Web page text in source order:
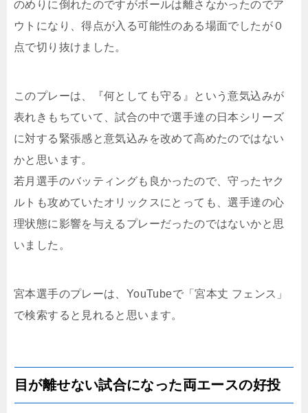
のめりに倒れたのですがボールは離さなかったのでア
ウトになり、得点が入る可能性のある場面でしたが０
点で切り抜けました。
このプレーは、『何としても守る』という意気込みが
表れきもちていて、試合の中で選手達の日本シリーズ
に対する緊張感と意気込みを改めて高めたのではない
かと思います。
若月選手のバッティングも良かったので、守ったヤク
ルトも攻めていたオリックスにとっても、選手達の心
理状態に影響を与えるプレーだったのではないかと思
いました。
宮本選手のプレーは、YouTubeで「宮本丈 フェンス」
で検索すると見れると思います。
目が離せない試合になった両エースの好投